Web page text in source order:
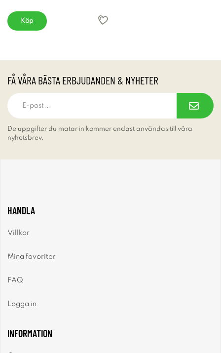
Köp
FÅ VÅRA BÄSTA ERBJUDANDEN & NYHETER
De uppgifter du matar in kommer endast användas till våra
nyhetsbrev.
HANDLA
Villkor
Mina favoriter
FAQ
Logga in
INFORMATION